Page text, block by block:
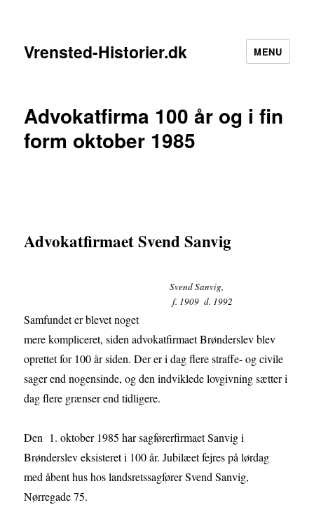
Vrensted-Historier.dk MENU
Advokatfirma 100 år og i fin
form oktober 1985
Advokatfirmaet Svend Sanvig
Svend Sanvig,
f. 1909 d. 1992
Samfundet er blevet noget
mere kompliceret, siden advokatfirmaet Brønderslev blev
oprettet for 100 år siden. Der er i dag flere straffe- og civile
sager end nogensinde, og den indviklede lovgivning sætter i
dag flere grænser end tidligere.
Den 1. oktober 1985 har sagførerfirmaet Sanvig i
Brønderslev eksisteret i 100 år. Jubilæet fejres på lørdag
med åbent hus hos landsretssagfører Svend Sanvig,
Nørregade 75.